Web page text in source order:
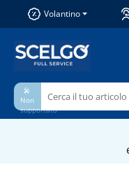
Volantino
🎤
Non
supportato